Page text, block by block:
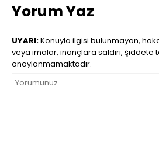
Yorum Yaz
UYARI:Konuyla ilgisi bulunmayan,
veya imalar, inançlara saldırı, şiddete
onaylanmamaktadır.